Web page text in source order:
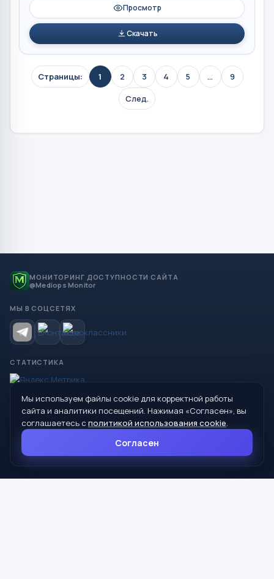
Просмотр
Скачать
Страницы: 1 2 3 4 5 ...
9
След.
МОНИТОРИНГ ДОСТУПНОСТИ САЙТА
@Mediops Monitor
МЫ В СОЦСЕТЯХ
СТАТИСТИКА
© 2026 Управление образования Администрации МО
Сухой Лог
624800, Свердловская область, г. Сухой Лог, ул. Кирова, дом 7
8 (34373) 4-33-85
Мы используем файлы cookie для корректной работы
сайта и аналитики посещений. Нажимая «Согласен», вы
соглашаетесь с политикой использования cookie.
Согласен